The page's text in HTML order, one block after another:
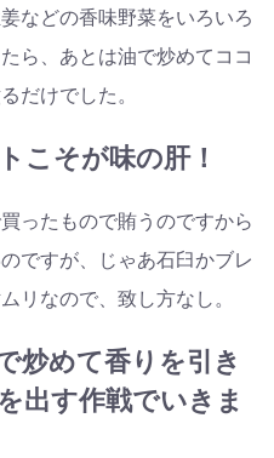
などの香味野菜をいろいろ
ら、あとは油で炒めてココ
だけでした。
こそが味の肝！
ったもので賄うのですから
ですが、じゃあ石臼かブレ
リなので、致し方なし。
炒めて香りを引き
出す作戦でいきま